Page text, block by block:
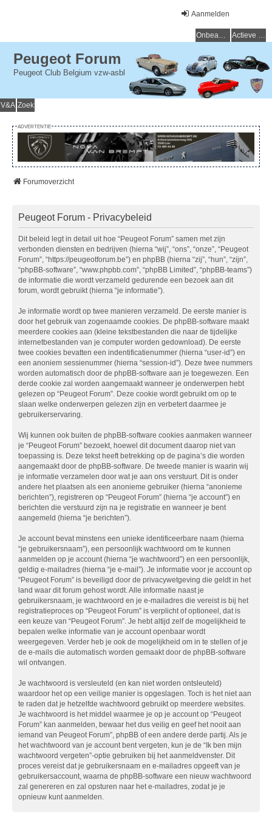
Aanmelden
Onbeantwoorde onderwerpen Actieve onderwerpen
Peugeot Forum
Peugeot Club Belgium vzw-asbl
V&A Zoek
ADVERTENTIE
Forumoverzicht
Peugeot Forum - Privacybeleid
Dit beleid legt in detail uit hoe “Peugeot Forum” samen met zijn
verbonden diensten en bedrijven (hierna “wij”, “ons”, “onze”, “Peugeot
Forum”, “https://peugeotforum.be”) en phpBB (hierna “zij”, “hun”, “zijn”,
“phpBB-software”, “www.phpbb.com”, “phpBB Limited”, “phpBB-teams”)
de informatie die wordt verzameld gedurende een bezoek aan dit
forum, wordt gebruikt (hierna “je informatie”).
Je informatie wordt op twee manieren verzameld. De eerste manier is
door het gebruik van zogenaamde cookies. De phpBB-software maakt
meerdere cookies aan (kleine tekstbestanden die naar de tijdelijke
internetbestanden van je computer worden gedownload). De eerste
twee cookies bevatten een indentificatienummer (hierna “user-id”) en
een anoniem sessienummer (hierna “session-id”). Deze twee nummers
worden automatisch door de phpBB-software aan je toegewezen. Een
derde cookie zal worden aangemaakt wanneer je onderwerpen hebt
gelezen op “Peugeot Forum”. Deze cookie wordt gebruikt om op te
slaan welke onderwerpen gelezen zijn en verbetert daarmee je
gebruikerservaring.
Wij kunnen ook buiten de phpBB-software cookies aanmaken wanneer
je “Peugeot Forum” bezoekt, hoewel dit document daarop niet van
toepassing is. Deze tekst heeft betrekking op de pagina’s die worden
aangemaakt door de phpBB-software. De tweede manier is waarin wij
je informatie verzamelen door wat je aan ons verstuurt. Dit is onder
andere het plaatsen als een anonieme gebruiker (hierna “anonieme
berichten”), registreren op “Peugeot Forum” (hierna “je account”) en
berichten die verstuurd zijn na je registratie en wanneer je bent
aangemeld (hierna “je berichten”).
Je account bevat minstens een unieke identificeerbare naam (hierna
“je gebruikersnaam”), een persoonlijk wachtwoord om te kunnen
aanmelden op je account (hierna “je wachtwoord”) en een persoonlijk,
geldig e-mailadres (hierna “je e-mail”). Je informatie voor je account op
“Peugeot Forum” is beveiligd door de privacywetgeving die geldt in het
land waar dit forum gehost wordt. Alle informatie naast je
gebruikersnaam, je wachtwoord en je e-mailadres die vereist is bij het
registratieproces op “Peugeot Forum” is verplicht of optioneel, dat is
een keuze van “Peugeot Forum”. Je hebt altijd zelf de mogelijkheid te
bepalen welke informatie van je account openbaar wordt
weergegeven. Verder heb je ook de mogelijkheid om in te stellen of je
de e-mails die automatisch worden gemaakt door de phpBB-software
wil ontvangen.
Je wachtwoord is versleuteld (en kan niet worden ontsleuteld)
waardoor het op een veilige manier is opgeslagen. Toch is het niet aan
te raden dat je hetzelfde wachtwoord gebruikt op meerdere websites.
Je wachtwoord is het middel waarmee je op je account op “Peugeot
Forum” kan aanmelden, bewaar het dus veilig en geef het nooit aan
iemand van Peugeot Forum”, phpBB of een andere derde partij. Als je
het wachtwoord van je account bent vergeten, kun je de “Ik ben mijn
wachtwoord vergeten”-optie gebruiken bij het aanmeldvenster. Dit
proces vereist dat je gebruikersnaam en e-mailadres opgeeft van je
gebruikersaccount, waarna de phpBB-software een nieuw wachtwoord
zal genereren en zal opsturen naar het e-mailadres, zodat je je
opnieuw kunt aanmelden.